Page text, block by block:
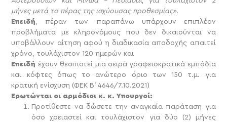
μήνες μετά το πέρας της ισχύουσας προθεσμίας».
Επειδή, πέραν των παραπάνω υπάρχουν επιπλέον
προβλήματα με κληρονόμους που δεν δικαιούνται να
υποβάλλουν αίτηση αφού η διαδικασία αποδοχής απαιτεί
χρόνο, τουλάχιστον 120 ημερών και
Επειδή έχουν θεσπιστεί μια σειρά γραφειοκρατικά εμπόδια
και κόφτες όπως το ανώτερο όριο των 150 τ.μ. για
κρατική ενίσχυση (ΦΕΚ Β΄4646/7.10.2021)
Ερωτώνται οι αρμόδιοι κ. κ. Υπουργοί:
Προτίθεστε να δώσετε την αναγκαία παράταση για
όσο χρειαστεί και τουλάχιστον για δύο (2) μήνες